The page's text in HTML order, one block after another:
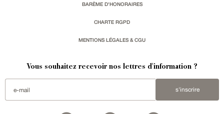
BARÈME D'HONORAIRES
CHARTE RGPD
MENTIONS LÉGALES & CGU
Vous souhaitez recevoir nos lettres d'information ?
s'inscrire